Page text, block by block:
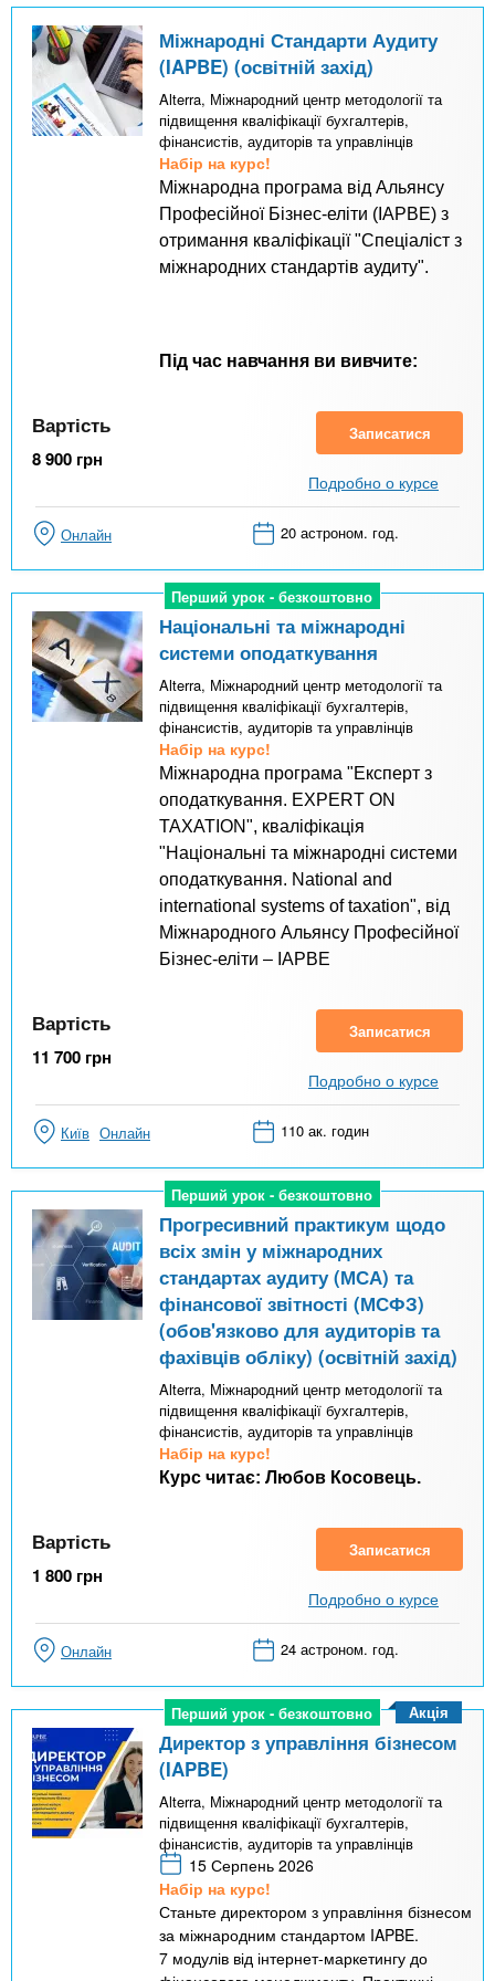
Міжнародні Стандарти Аудиту
(IAPBE) (освітній захід)
Alterra, Міжнародний центр методології та
підвищення кваліфікації бухгалтерів,
фінансистів, аудиторів та управлінців
Набір на курс!
Міжнародна програма від Альянсу
Професійної Бізнес-еліти (IAPBE) з
отримання кваліфікації "Спеціаліст з
міжнародних стандартів аудиту".
Під час навчання ви вивчите:
Вартість
8 900 грн
Записатися
Подробно о курсе
Онлайн 20 астроном. год.
Перший урок - безкоштовно
Перший урок - безкоштовно
Національні та міжнародні
системи оподаткування
Alterra, Міжнародний центр методології та
підвищення кваліфікації бухгалтерів,
фінансистів, аудиторів та управлінців
Набір на курс!
Міжнародна програма "Експерт з
оподаткування. EXPERT ON
TAXATION", кваліфікація
"Національні та міжнародні системи
оподаткування. National and
international systems of taxation", від
Міжнародного Альянсу Професійної
Бізнес-еліти – IAPBE
Вартість
11 700 грн
Записатися
Подробно о курсе
Київ Онлайн 110 ак. годин
Перший урок - безкоштовно
Перший урок - безкоштовно
Прогресивний практикум щодо
всіх змін у міжнародних
стандартах аудиту (МСА) та
фінансової звітності (МСФЗ)
(обов'язково для аудиторів та
фахівців обліку) (освітній захід)
Alterra, Міжнародний центр методології та
підвищення кваліфікації бухгалтерів,
фінансистів, аудиторів та управлінців
Набір на курс!
Курс читає: Любов Косовець.
Вартість
1 800 грн
Записатися
Подробно о курсе
Онлайн 24 астроном. год.
Перший урок - безкоштовно
Перший урок - безкоштовно
Директор з управління бізнесом
(IAPBE)
Alterra, Міжнародний центр методології та
підвищення кваліфікації бухгалтерів,
фінансистів, аудиторів та управлінців
15 Серпень 2026
Набір на курс!
Станьте директором з управління бізнесом
за міжнародним стандартом IAPBE.
7 модулів від інтернет-маркетингу до
Акція